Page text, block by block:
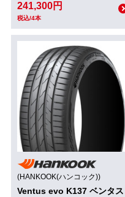
241,300円
税込/4本
(HANKOOK(ハンコック))
Ventus evo K137 ベンタス